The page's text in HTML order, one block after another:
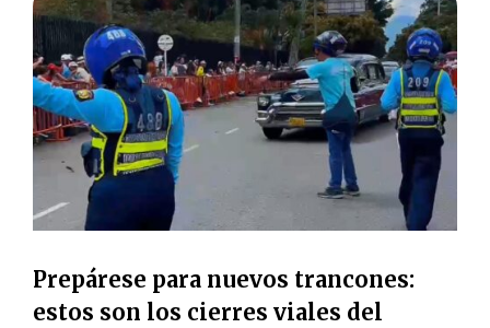
Prepárese para nuevos trancones:
estos son los cierres viales del